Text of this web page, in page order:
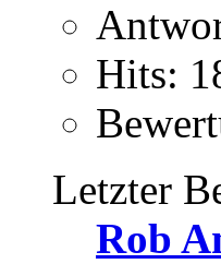
Hits:
Letzter
Rob